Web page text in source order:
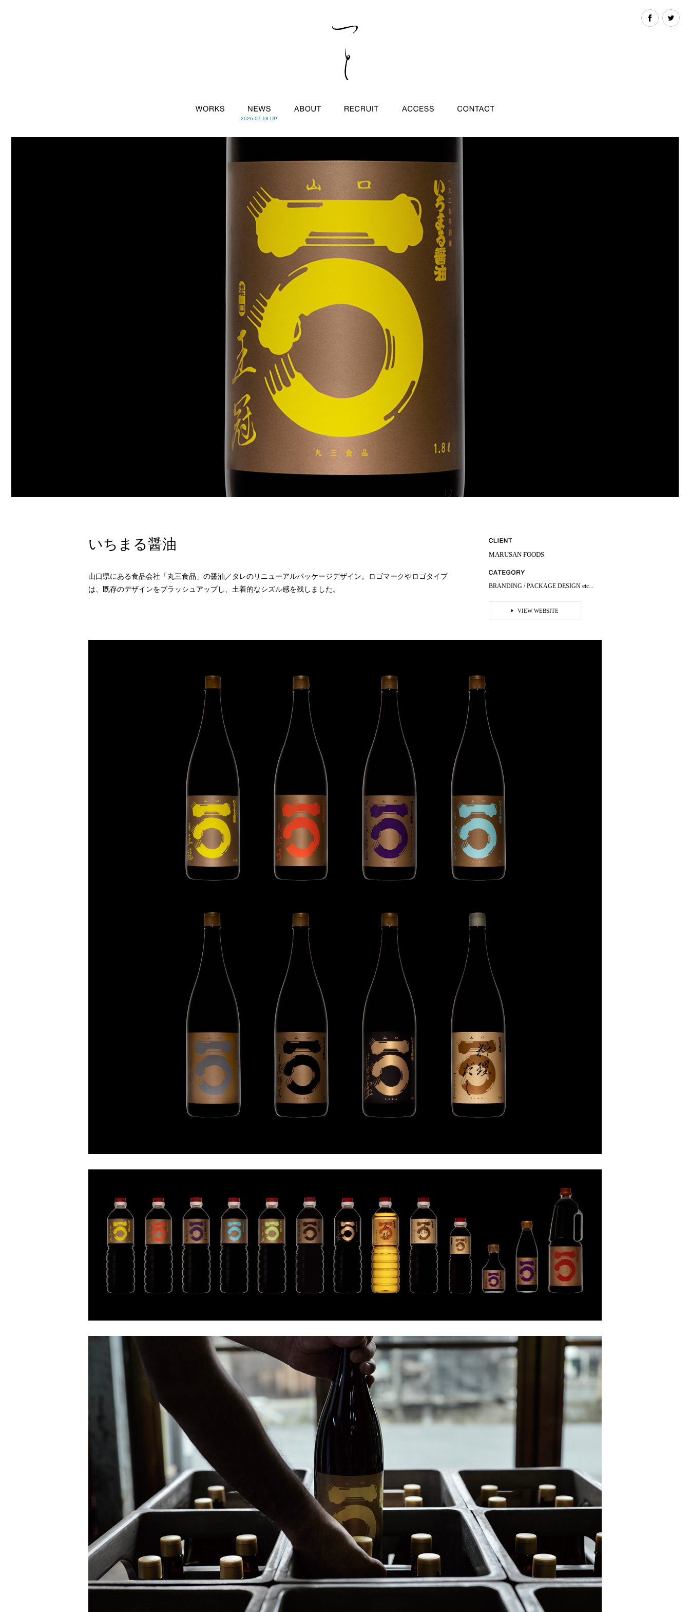
2026.07.18 UP
いちまる醤油
山口県にある食品会社「丸三食品」の醤油／タレのリニューアルパッケージデザイン。ロゴマークやロゴタイプ
は、既存のデザインをブラッシュアップし、土着的なシズル感を残しました。
MARUSAN FOODS
BRANDING / PACKAGE DESIGN etc...
VIEW WEBSITE